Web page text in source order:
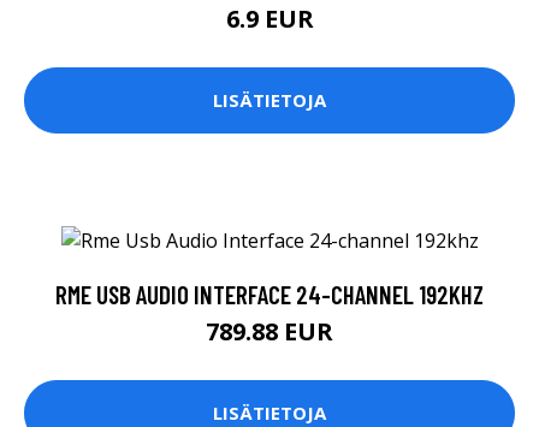
6.9 EUR
LISÄTIETOJA
RME USB AUDIO INTERFACE 24-CHANNEL 192KHZ
789.88 EUR
LISÄTIETOJA